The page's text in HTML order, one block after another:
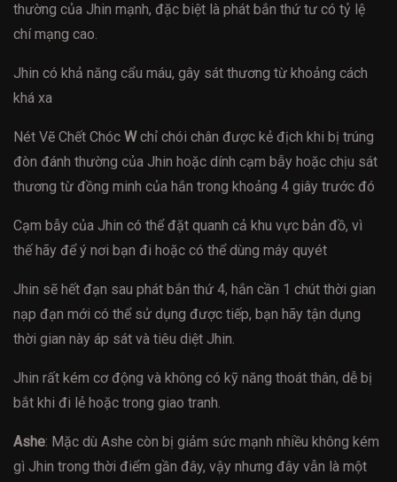
thường của Jhin mạnh, đặc biệt là phát bắn thứ tư có tỷ lệ
chí mạng cao.
Jhin có khả năng cẩu máu, gây sát thương từ khoảng cách
khá xa
Nét Vẽ Chết Chóc Wchỉ chói chân được kẻ địch khi bị trúng
đòn đánh thường của Jhin hoặc dính cạm bẫy hoặc chịu sát
thương từ đồng minh của hắn trong khoảng 4 giây trước đó
Cạm bẫy của Jhin có thể đặt quanh cả khu vực bản đồ, vì
thế hãy để ý nơi bạn đi hoặc có thể dùng máy quyét
Jhin sẽ hết đạn sau phát bắn thứ 4, hắn cần 1 chút thời gian
nạp đạn mới có thể sử dụng được tiếp, bạn hãy tận dụng
thời gian này áp sát và tiêu diệt Jhin.
Jhin rất kém cơ động và không có kỹ năng thoát thân, dễ bị
bắt khi đi lẻ hoặc trong giao tranh.
Ashe: Mặc dù Ashe còn bị giảm sức mạnh nhiều không kém
gì Jhin trong thời điểm gần đây, vậy nhưng đây vẫn là một